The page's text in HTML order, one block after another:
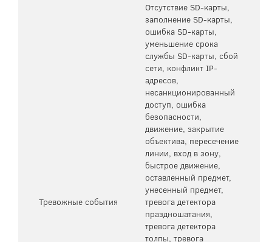
Тревожные события
Отсутствие SD-карты,
заполнение SD-карты,
ошибка SD-карты,
уменьшение срока
службы SD-карты, сбой
сети, конфликт IP-
адресов,
несанкционированный
доступ, ошибка
безопасности,
движение, закрытие
объектива, пересечение
линии, вход в зону,
быстрое движение,
оставленный предмет,
унесенный предмет,
тревога детектора
праздношатания,
тревога детектора
толпы, тревога